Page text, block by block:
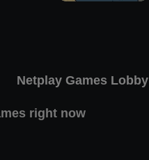
Netplay Games Lobby
right now.